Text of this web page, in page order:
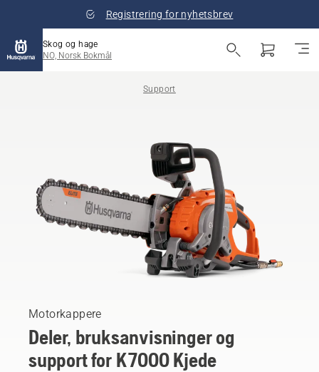
Registrering for nyhetsbrev
Skog og hage
NO, Norsk Bokmål
Support
Motorkappere
Deler, bruksanvisninger og
support for K 7000 Kjede